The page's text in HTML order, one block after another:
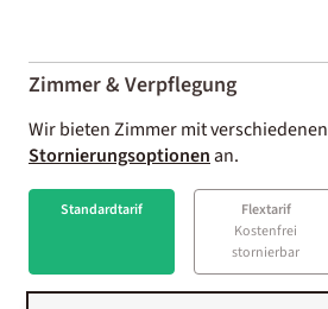
01-02
Zimmer & Verpflegung
Wir bieten Zimmer mit verschiedenen
Stornierungsoptionenan.
Standardtarif
Flextarif
Kostenfrei
stornierbar